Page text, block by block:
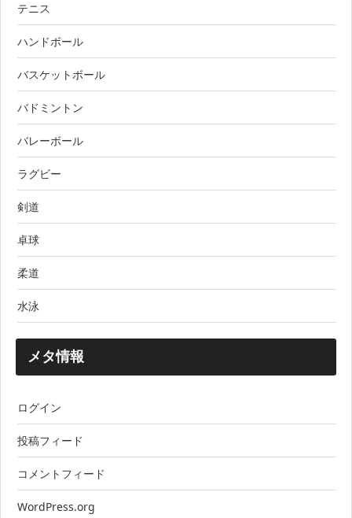
テニス
ハンドボール
バスケットボール
バドミントン
バレーボール
ラグビー
剣道
卓球
柔道
水泳
メタ情報
ログイン
投稿フィード
コメントフィード
WordPress.org